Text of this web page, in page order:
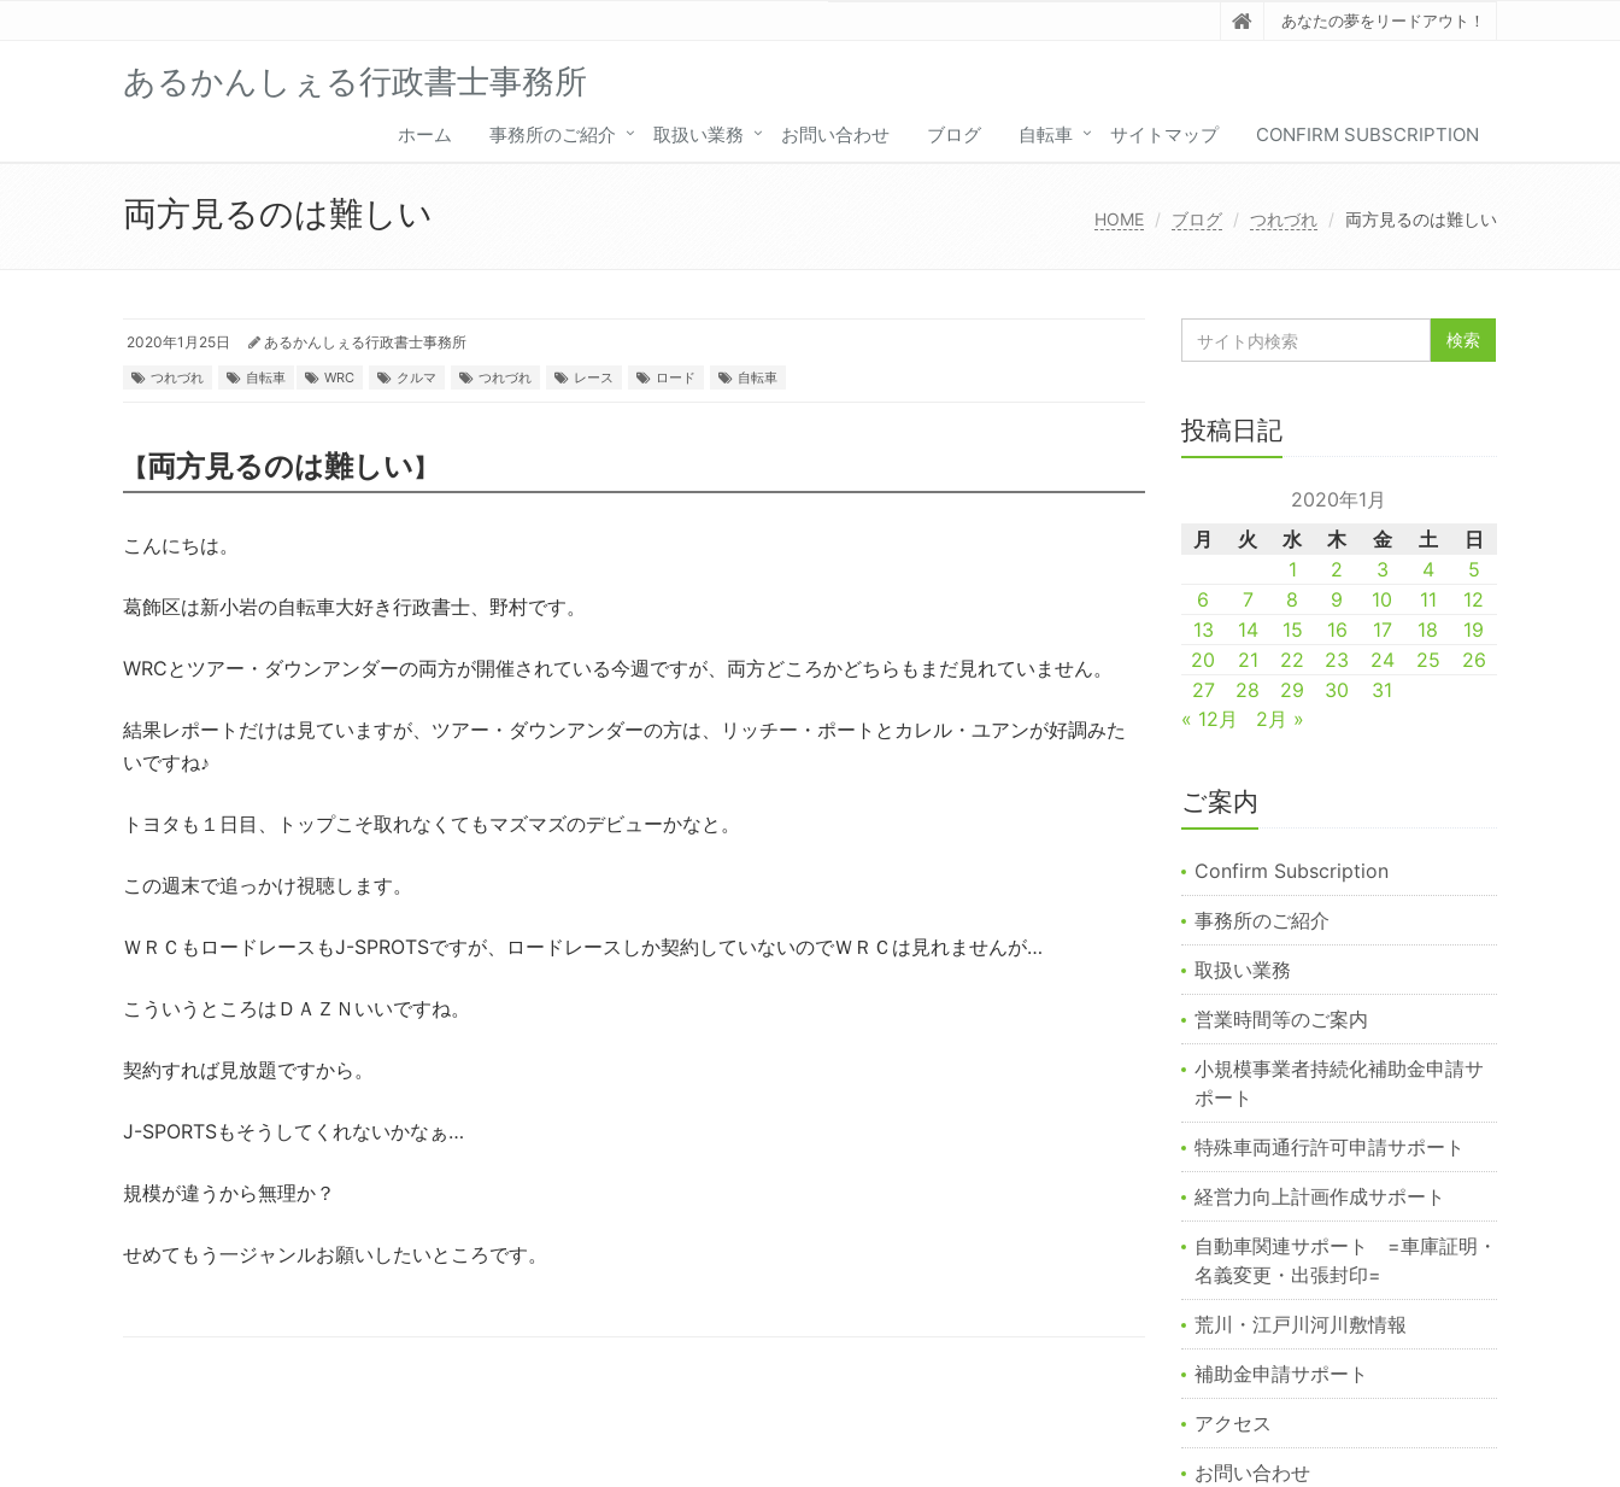
あなたの夢をリードアウト！
あるかんしぇる行政書士事務所
ホーム 事務所のご紹介 取扱い業務 お問い合わせ ブログ 自転車 サイトマップ CONFIRM SUBSCRIPTION
両方見るのは難しい HOME ブログ つれづれ 両方見るのは難しい
2020年1月25日 あるかんしぇる行政書士事務所
つれづれ 自転車 WRC クルマ つれづれ レース ロード 自転車
【両方見るのは難しい】
こんにちは。
葛飾区は新小岩の自転車大好き行政書士、野村です。
WRCとツアー・ダウンアンダーの両方が開催されている今週ですが、両方どころかどちらもまだ見れていません。
結果レポートだけは見ていますが、ツアー・ダウンアンダーの方は、リッチー・ポートとカレル・ユアンが好調みた
いですね♪
トヨタも１日目、トップこそ取れなくてもマズマズのデビューかなと。
この週末で追っかけ視聴します。
ＷＲＣもロードレースもJ-SPROTSですが、ロードレースしか契約していないのでＷＲＣは見れませんが…
こういうところはＤＡＺＮいいですね。
契約すれば見放題ですから。
J-SPORTSもそうしてくれないかなぁ…
規模が違うから無理か？
せめてもう一ジャンルお願いしたいところです。
投稿日記
2020年1月
月
火 水 木 金 土
日
1
2 3 4
5
6
7 8 9 10 11
12
13
14 15 16 17 18
19
20
21 22 23 24 25
26
27
28 29 30
31
« 12月
2月 »
ご案内
Confirm Subscription
事務所のご紹介
取扱い業務
営業時間等のご案内
小規模事業者持続化補助金申請サ
ポート
特殊車両通行許可申請サポート
経営力向上計画作成サポート
自動車関連サポート =車庫証明・
名義変更・出張封印=
荒川・江戸川河川敷情報
補助金申請サポート
アクセス
お問い合わせ